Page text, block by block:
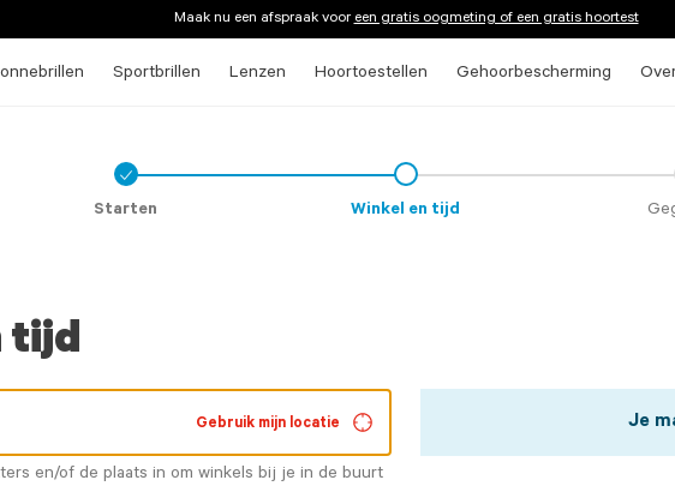
Maak nu een afspraak vooreen gratis oogmeting of een gratis hoortest
Sportbrillen Lenzen Hoortoestellen Gehoorbescherming
Check
Starten Winkel en tijd
tijd
Gebruik mijn locatie
en/of de plaats in om winkels bij je in de buurt
Je